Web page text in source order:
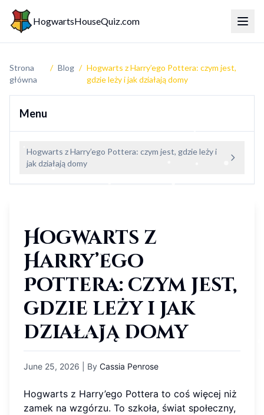
HogwartsHouseQuiz.com
Strona
główna
/ Blog / Hogwarts z Harry’ego Pottera: czym jest,
gdzie leży i jak działają domy
Menu
Hogwarts z Harry’ego Pottera: czym jest, gdzie leży i
jak działają domy
Hogwarts z
Harry’ego
Pottera: czym jest,
gdzie leży i jak
działają domy
June 25, 2026 | By Cassia Penrose
Hogwarts z Harry’ego Pottera to coś więcej niż
zamek na wzgórzu. To szkoła, świat społeczny,